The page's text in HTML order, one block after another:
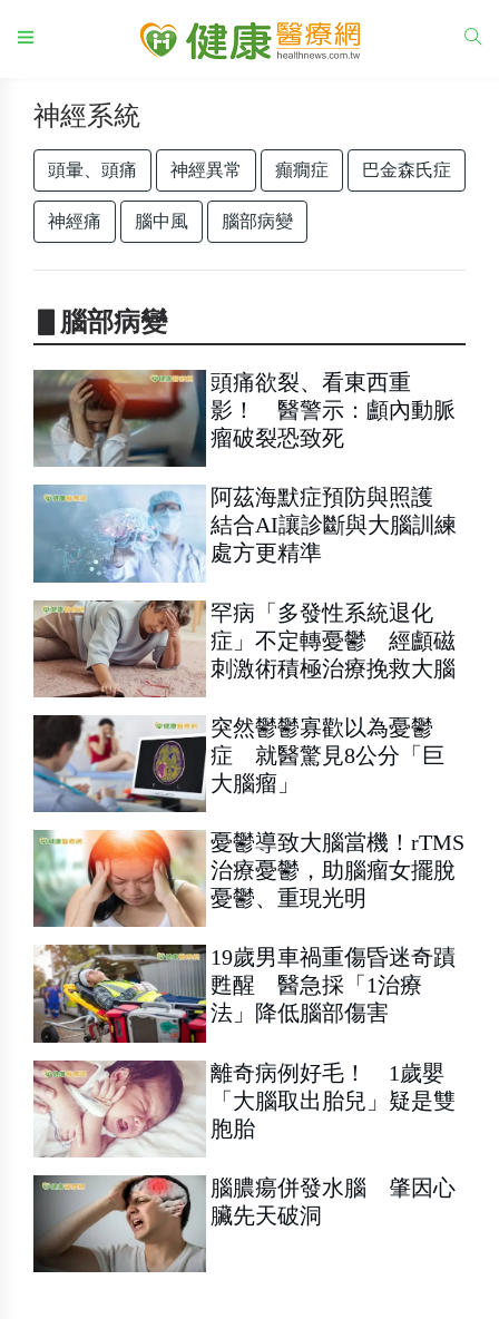
神經系統
頭暈、頭痛 神經異常 癲癇症 巴金森氏症
神經痛 腦中風 腦部病變
▋腦部病變
頭痛欲裂、看東西重
影！ 醫警示：顱內動脈
瘤破裂恐致死
阿茲海默症預防與照護
結合AI讓診斷與大腦訓練
處方更精準
罕病「多發性系統退化
症」不定轉憂鬱 經顱磁
刺激術積極治療挽救大腦
突然鬱鬱寡歡以為憂鬱
症 就醫驚見8公分「巨
大腦瘤」
憂鬱導致大腦當機！rTMS
治療憂鬱，助腦瘤女擺脫
憂鬱、重現光明
19歲男車禍重傷昏迷奇蹟
甦醒 醫急採「1治療
法」降低腦部傷害
離奇病例好毛！ 1歲嬰
「大腦取出胎兒」疑是雙
胞胎
腦膿瘍併發水腦 肇因心
臟先天破洞